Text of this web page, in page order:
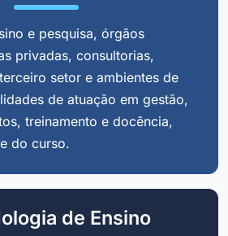
e pesquisa, órgãos
privadas, consultorias,
setor e ambientes de
de atuação em gestão,
treinamento e docência,
do curso.
de Ensino